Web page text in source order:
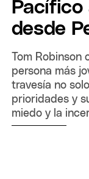
desde
Tom
persona más
travesía no
prioridades y
miedo y la